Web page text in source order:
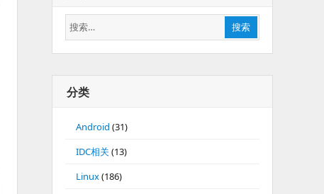
搜
索：
搜索
分类
Android (31)
IDC相关(13)
Linux(186)